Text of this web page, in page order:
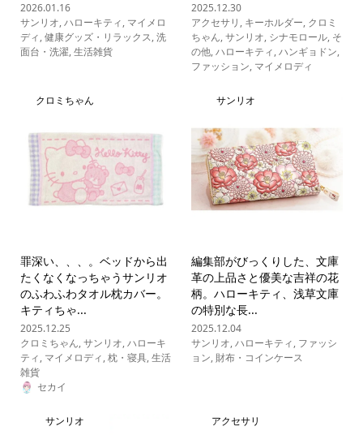
2026.01.16
サンリオ,ハローキティ, マイメロ
ディ,健康グッズ・リラックス,洗
面台・洗濯,生活雑貨
2025.12.30
アクセサリ , キーホルダー, クロミ
ちゃん,サンリオ, シナモロール, そ
の他,ハローキティ,ハンギョドン,
ファッション, マイメロディ
クロミちゃん
罪深い、、、。ベッドから出
たくなくなっちゃうサンリオ
のふわふわタオル枕カバー。
キティちゃ...
2025.12.25
クロミちゃん,サンリオ,ハローキ
ティ, マイメロディ,枕・寝具,生活
雑貨
セカイ
サンリオ
編集部がびっくりした、文庫
革の上品さと優美な吉祥の花
柄。ハローキティ、浅草文庫
の特別な長...
2025.12.04
サンリオ,ハローキティ, ファッシ
ョン, 財布・コインケース
サンリオ アクセサリ